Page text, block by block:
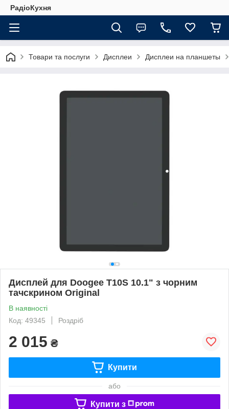
РадіоКухня
Товари та послуги Дисплеи Дисплеи на планшеты
Дисплей для Doogee T10S 10.1" з чорним
тачскрином Original
В наявності
Код: 49345
Роздріб
2 015 ₴
Купити
або
Купити з